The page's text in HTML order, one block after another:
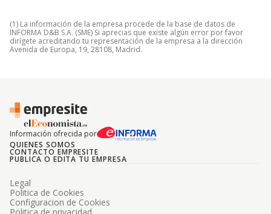
(1) La información de la empresa procede de la base de datos de
INFORMA D&B S.A. (SME) Si aprecias que existe algún error por favor
dirígete acreditando tu representación de la empresa a la dirección
Avenida de Europa, 19, 28108, Madrid.
Información ofrecida por
QUIENES SOMOS
CONTACTO EMPRESITE
PUBLICA O EDITA TU EMPRESA
Legal
Politica de Cookies
Configuracion de Cookies